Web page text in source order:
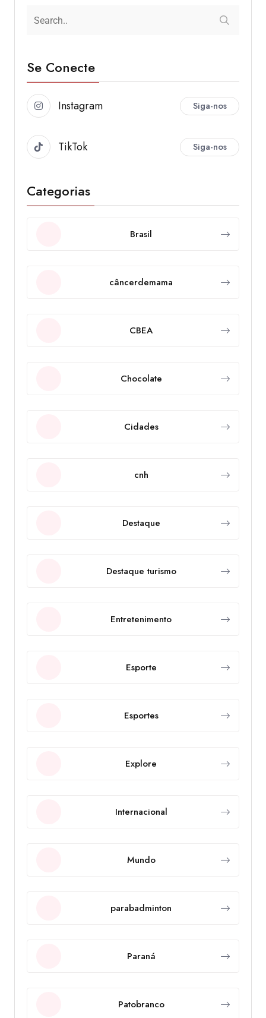
Se Conecte
Instagram Siga-nos
TikTok Siga-nos
Categorias
Brasil
câncerdemama
CBEA
Chocolate
Cidades
cnh
Destaque
Destaque turismo
Entretenimento
Esporte
Esportes
Explore
Internacional
Mundo
parabadminton
Paraná
Patobranco